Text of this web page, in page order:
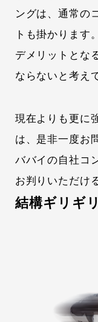
ングは、通常の
トも掛かります
デメリットとな
ならないと考え
現在よりも更に
は、是非一度お
ババイの自社コ
お判りいただけ
結構ギリギ